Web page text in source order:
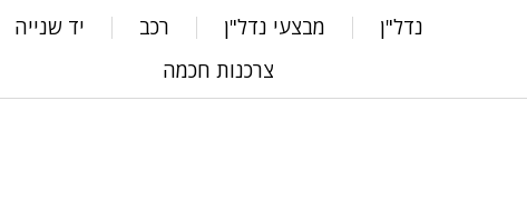
נדל"ן מבצעי נדל"ן רכב
יד שנייה
צרכנות חכמה